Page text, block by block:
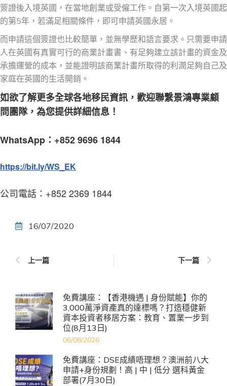
簽證後入境英國，在當地創業或受僱工作。自第一次入境英國起
的第5年，若滿足相關條件，即可申請英國永居。
而申請這個簽證也比較簡單，並無學歷和語言要求。只需要申請
人在英國有真實可行的商業計畫書、有足夠建立該計畫的資金及
承擔運營的成本，並能證明該商業計畫所取得的利潤足夠自己及
家庭在英國的生活開銷。
如欲了解更多全球各地移民資訊，歡迎聯繫景鴻專業顧
問團隊，為您提供詳細信息！
WhatsApp：+852 9696 1844
https://bit.ly/WS_EK
公司電話：+852 2369 1844
16/07/2020
上一篇 下一篇
免費講座：【香港機遇 | 身份賦能】你的
3,000萬淨資產真的達標嗎？打造穩健新
資本投資者移居方案：教育、置業一步到
位(8月13日)
06/08/2026
免費講座：DSE成績唔理想？澳洲前八大
申請+身份規劃！高 | 中 | 低分 選科黃金
部署(7月30日)